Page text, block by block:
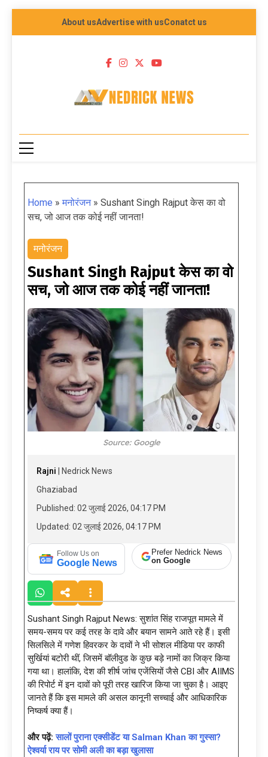
About usAdvertise with usConatct us
NEDRICK NEWS
Home »मनोरंजन» Sushant Singh Rajput केस का वो
सच, जो आज तक कोई नहीं जानता!
मनोरंजन
Sushant Singh Rajput केस का वो
सच, जो आज तक कोई नहीं जानता!
Source: Google
Rajni | Nedrick News
Ghaziabad
Published: 02 जुलाई 2026, 04:17 PM
Updated: 02 जुलाई 2026, 04:17 PM
Follow Us on
Google News
Prefer Nedrick News
on Google
Sushant Singh Rajput News: सुशांत सिंह राजपूत मामले में
समय-समय पर कई तरह के दावे और बयान सामने आते रहे हैं। इसी
सिलसिले में गणेश हिवरकर के दावों ने भी सोशल मीडिया पर काफी
सुर्खियां बटोरी थीं, जिसमें बॉलीवुड के कुछ बड़े नामों का जिक्र किया
गया था। हालांकि, देश की शीर्ष जांच एजेंसियों जैसे CBI और AIIMS
की रिपोर्ट में इन दावों को पूरी तरह खारिज किया जा चुका है। आइए
जानते हैं कि इस मामले की असल कानूनी सच्चाई और आधिकारिक
निष्कर्ष क्या हैं।
और पढ़ें:सालों पुराना एक्सीडेंट या Salman Khan का गुस्सा?
ऐश्वर्या राय पर सोमी अली का बड़ा खुलासा